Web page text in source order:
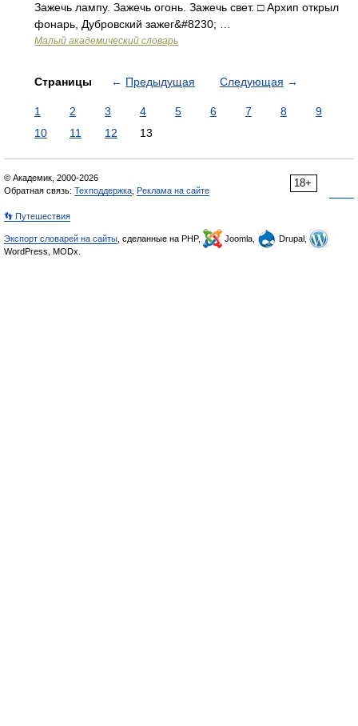
Зажечь лампу. Зажечь огонь. Зажечь свет. □ Архип открыл
фонарь, Дубровский зажег&#8230; …
Малый академический словарь
Страницы ← Предыдущая Следующая →
1 2 3 4 5 6 7 8
9
10
11 12 13
18+
© Академик, 2000-2026
Обратная связь: Техподдержка Реклама на сайте
👣 Путешествия
Экспорт словарей на сайты , сделанные на PHP, Joomla,
Drupal,
WordPress, MODx.